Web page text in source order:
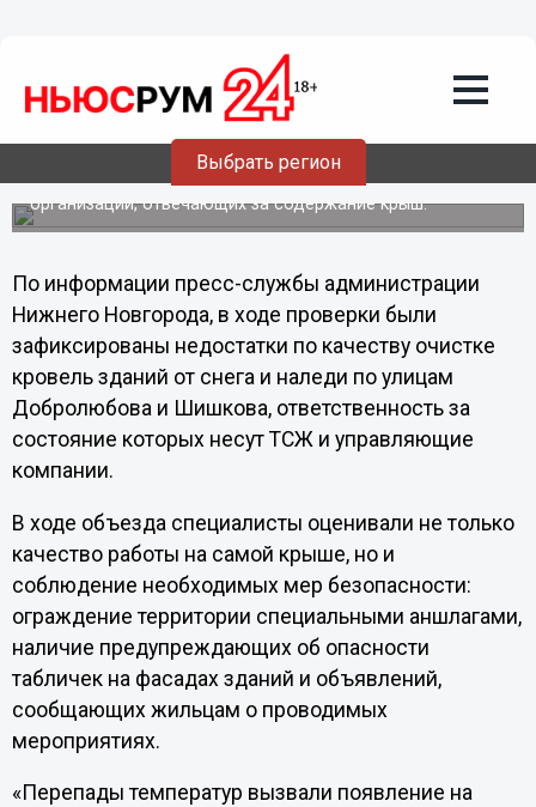
Выбрать регион
ликвидирует сосульки: зафиксированы
недостатки в работе
15 января замдиректора департамента жилья
администрации Нижнего Новгорода Денис Новиков
совершил объезд Нижегородского и Советского
районов, в ходе которого дал оценку работе подрядных
организаций, отвечающих за содержание крыш.
По информации пресс-службы администрации
Нижнего Новгорода, в ходе проверки были
зафиксированы недостатки по качеству очистке
кровель зданий от снега и наледи по улицам
Добролюбова и Шишкова, ответственность за
состояние которых несут ТСЖ и управляющие
компании.
В ходе объезда специалисты оценивали не только
качество работы на самой крыше, но и
соблюдение необходимых мер безопасности:
ограждение территории специальными аншлагами,
наличие предупреждающих об опасности
табличек на фасадах зданий и объявлений,
сообщающих жильцам о проводимых
мероприятиях.
«Перепады температур вызвали появление на